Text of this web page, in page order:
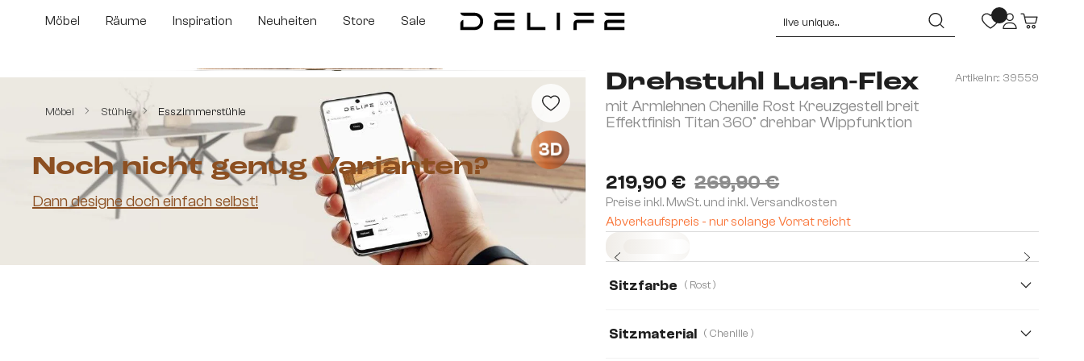
Hauptinhalt springen
Zur Suche springen
Zur Hauptnavigation springen
Möbel Räume Inspiration Neuheiten Store Sale
Möbel Stühle Esszimmerstühle
Drehstuhl Luan-Flex
mit Armlehnen Chenille Rost Kreuzgestell breit
Effektfinish Titan 360° drehbar Wippfunktion
Artikelnr.: 39559
219,90 € 269,90 €
Preise inkl. MwSt. und inkl. Versandkosten
Abverkaufspreis - nur solange Vorrat reicht
Sitzfarbe ( Rost )
Sitzmaterial ( Chenille )
Bildergalerie überspringen
3D
Noch nicht genug Varianten?
Dann designe doch einfach selbst!